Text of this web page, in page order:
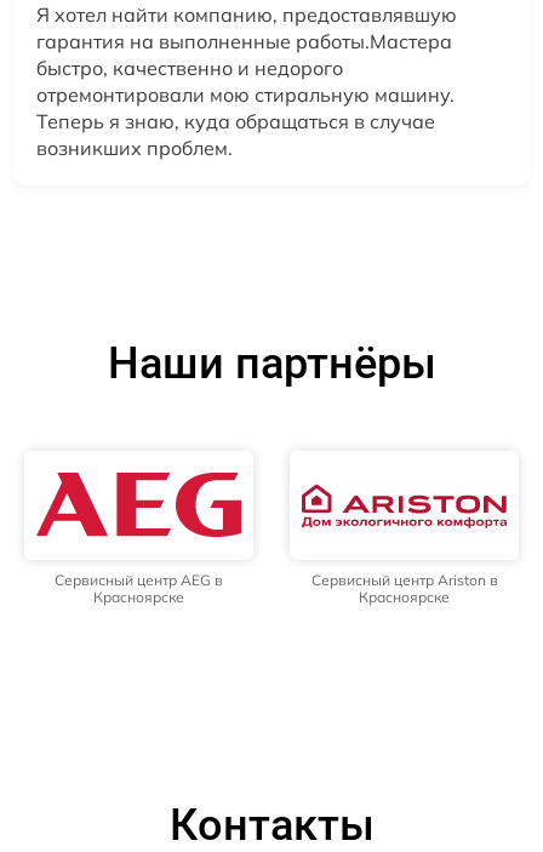
Я хотел найти компанию, предоставлявшую
гарантия на выполненные работы.Мастера
быстро, качественно и недорого
отремонтировали мою стиральную машину.
Теперь я знаю, куда обращаться в случае
возникших проблем.
Наши партнёры
Сервисный центр AEG в
Красноярске
Сервисный центр Ariston в
Красноярске
Контакты